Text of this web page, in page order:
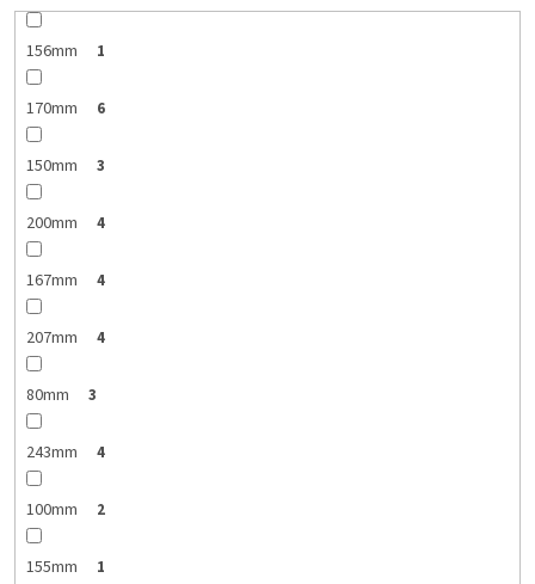
156mm 1
170mm 6
150mm 3
200mm 4
167mm 4
207mm 4
80mm 3
243mm 4
100mm 2
155mm 1